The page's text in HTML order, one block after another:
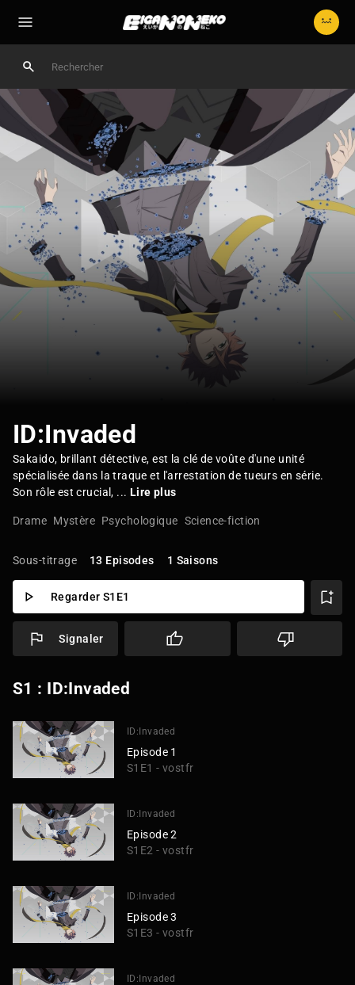
ID:Invaded
Sakaido, brillant détective, est la clé de voûte d'une unité
spécialisée dans la traque et l'arrestation de tueurs en série.
Son rôle est crucial, ... Lire plus
Drame Mystère Psychologique Science-fiction
Sous-titrage 13 Episodes 1 Saisons
Regarder S1E1
Signaler
S1 : ID:Invaded
ID:Invaded
Episode 1
S1E1 - vostfr
ID:Invaded
Episode 2
S1E2 - vostfr
ID:Invaded
Episode 3
S1E3 - vostfr
ID:Invaded